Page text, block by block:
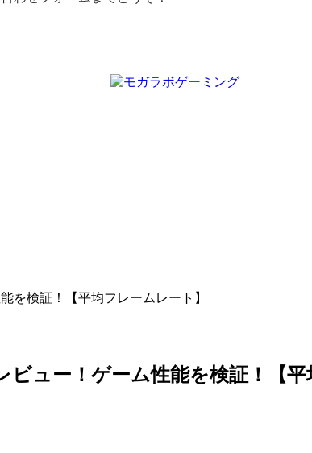
を検証！【平均フレームレート】
ビュー！ゲーム性能を検証！【平